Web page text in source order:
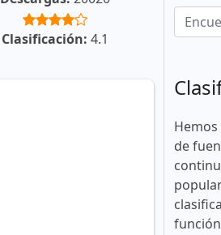
Clasificación: 4.1
de